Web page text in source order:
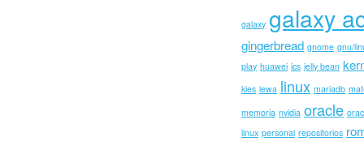
galaxy galaxy
gingerbread gnome gnu/
play huawei ics jelly bean
kies lewa linux mariadb
memoria nvidia oracle
linux personal repositorios